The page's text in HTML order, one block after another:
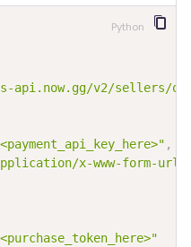
api.now.gg/v2/sellers/
,
x-www-form-
Python